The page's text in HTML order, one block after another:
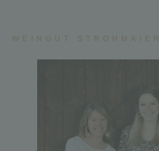
WEINGUT STROHMAIER